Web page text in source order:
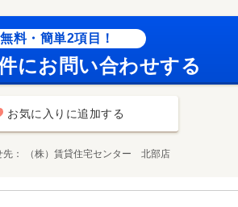
無料・簡単2項目！
にお問い合わせする
お気に入りに追加する
先 （株）賃貸住宅センター 北部店